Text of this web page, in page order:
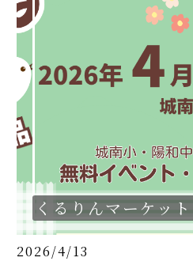
くるりんマーケット
2026/4/13